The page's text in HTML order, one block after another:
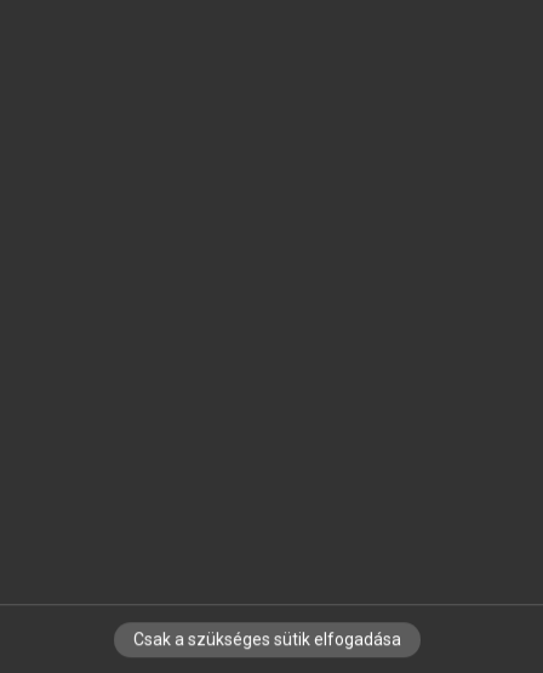
IRATKOZZ FEL HÍRLEVELÜNKRE!
Csak a szükséges sütik elfogadása